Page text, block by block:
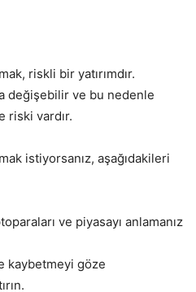
riskli bir yatırımdır.
değişebilir ve bu nedenle
riski vardır.
istiyorsanız, aşağıdakileri
ve piyasayı anlamanız
kaybetmeyi göze